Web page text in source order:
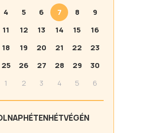
4 5 6 7 8
9
11 12 13 14 15
16
18 19 20 21 22
23
25 26 27 28 29
30
1 2 3 4 5 6
HÉTENHÉTVÉGÉN